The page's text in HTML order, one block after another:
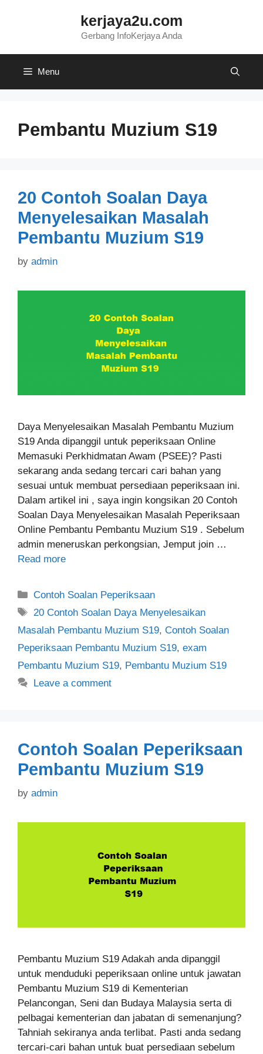
kerjaya2u.com
Gerbang InfoKerjaya Anda
Menu
Pembantu Muzium S19
20 Contoh Soalan Daya
Menyelesaikan Masalah
Pembantu Muzium S19
by admin
Daya Menyelesaikan Masalah Pembantu Muzium
S19 Anda dipanggil untuk peperiksaan Online
Memasuki Perkhidmatan Awam (PSEE)? Pasti
sekarang anda sedang tercari cari bahan yang
sesuai untuk membuat persediaan peperiksaan ini.
Dalam artikel ini , saya ingin kongsikan 20 Contoh
Soalan Daya Menyelesaikan Masalah Peperiksaan
Online Pembantu Pembantu Muzium S19 . Sebelum
admin meneruskan perkongsian, Jemput join …
Read more
Categories
Contoh Soalan Peperiksaan
Tags
20 Contoh Soalan Daya Menyelesaikan
Masalah Pembantu Muzium S19, Contoh Soalan
Peperiksaan Pembantu Muzium S19, exam
Pembantu Muzium S19, Pembantu Muzium S19
Leave a comment
Contoh Soalan Peperiksaan
Pembantu Muzium S19
by admin
Pembantu Muzium S19 Adakah anda dipanggil
untuk menduduki peperiksaan online untuk jawatan
Pembantu Muzium S19 di Kementerian
Pelancongan, Seni dan Budaya Malaysia serta di
pelbagai kementerian dan jabatan di semenanjung?
Tahniah sekiranya anda terlibat. Pasti anda sedang
tercari-cari bahan untuk buat persediaan sebelum